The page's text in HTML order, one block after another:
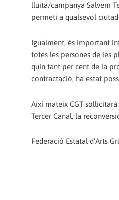
lluita/campanya Salvem
permeti a qualsevol
Igualment, és important
totes les persones de les
quin tant per cent de la
contractació, ha estat
Així mateix CGT
Tercer Canal, la
Federació Estatal d'Arts